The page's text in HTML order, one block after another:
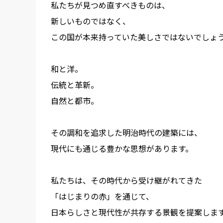
私たちが見つめ直すべきものは、
新しいものではなく、
この国が本来持っていた美しさではないでしょ
和と洋。
伝統と革新。
自然と都市。
その調和を追求した明治時代の建築には、
現代にも通じる豊かな思想があります。
私たちは、その時代から受け継がれてきた
「はじまりの赤」を通じて、
日本らしさと現代性が共存する景観を提案します